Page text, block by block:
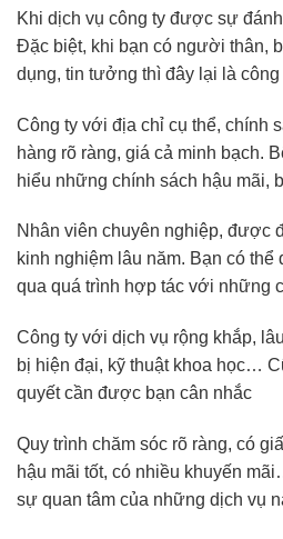
Khi dịch vụ công ty được sự
Đặc biệt, khi bạn có người thân,
dụng, tin tưởng thì đây lại là
Công ty với địa chỉ cụ thể, chính
hàng rõ ràng, giá cả minh bạch.
hiểu những chính sách hậu mãi,
Nhân viên chuyên nghiệp, được
kinh nghiệm lâu năm. Bạn có thể
qua quá trình hợp tác với những
Công ty với dịch vụ rộng khắp,
bị hiện đại, kỹ thuật khoa học…
quyết cần được bạn cân nhắc
Quy trình chăm sóc rõ ràng, có
hậu mãi tốt, có nhiều khuyến
sự quan tâm của những dịch vụ